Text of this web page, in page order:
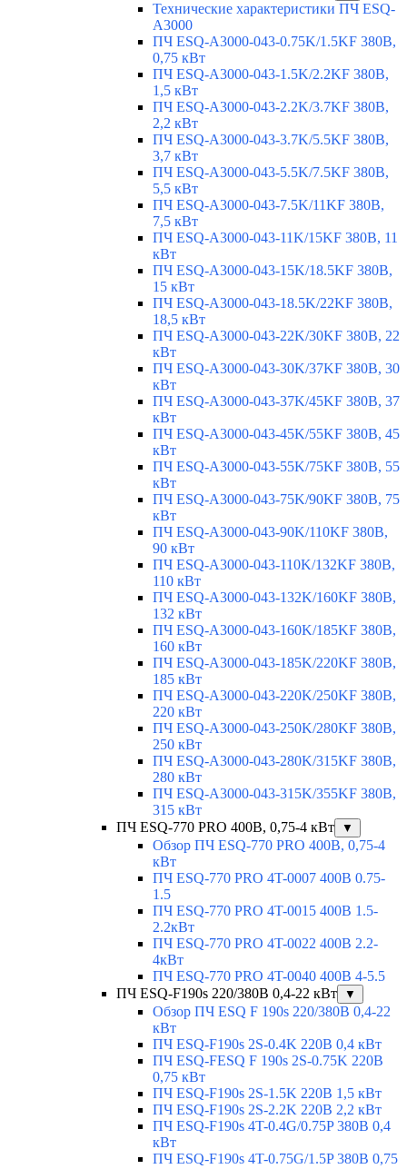
Технические характеристики ПЧ ESQ-
A3000
ПЧ ESQ-A3000-043-0.75K/1.5KF 380В,
0,75 кВт
ПЧ ESQ-A3000-043-1.5K/2.2KF 380В,
1,5 кВт
ПЧ ESQ-A3000-043-2.2K/3.7KF 380В,
2,2 кВт
ПЧ ESQ-A3000-043-3.7K/5.5KF 380В,
3,7 кВт
ПЧ ESQ-A3000-043-5.5K/7.5KF 380В,
5,5 кВт
ПЧ ESQ-A3000-043-7.5K/11KF 380В,
7,5 кВт
ПЧ ESQ-A3000-043-11K/15KF 380В, 11
кВт
ПЧ ESQ-A3000-043-15K/18.5KF 380В,
15 кВт
ПЧ ESQ-A3000-043-18.5K/22KF 380В,
18,5 кВт
ПЧ ESQ-A3000-043-22K/30KF 380В, 22
кВт
ПЧ ESQ-A3000-043-30K/37KF 380В, 30
кВт
ПЧ ESQ-A3000-043-37K/45KF 380В, 37
кВт
ПЧ ESQ-A3000-043-45K/55KF 380В, 45
кВт
ПЧ ESQ-A3000-043-55K/75KF 380В, 55
кВт
ПЧ ESQ-A3000-043-75K/90KF 380В, 75
кВт
ПЧ ESQ-A3000-043-90K/110KF 380В,
90 кВт
ПЧ ESQ-A3000-043-110K/132KF 380В,
110 кВт
ПЧ ESQ-A3000-043-132K/160KF 380В,
132 кВт
ПЧ ESQ-A3000-043-160K/185KF 380В,
160 кВт
ПЧ ESQ-A3000-043-185K/220KF 380В,
185 кВт
ПЧ ESQ-A3000-043-220K/250KF 380В,
220 кВт
ПЧ ESQ-A3000-043-250K/280KF 380В,
250 кВт
ПЧ ESQ-A3000-043-280K/315KF 380В,
280 кВт
ПЧ ESQ-A3000-043-315K/355KF 380В,
315 кВт
ПЧ ESQ-770 PRO 400В, 0,75-4 кВт
▼
Обзор ПЧ ESQ-770 PRO 400В, 0,75-4
кВт
ПЧ ESQ-770 PRO 4T-0007 400В 0.75-
1.5
ПЧ ESQ-770 PRO 4T-0015 400В 1.5-
2.2кВт
ПЧ ESQ-770 PRO 4T-0022 400В 2.2-
4кВт
ПЧ ESQ-770 PRO 4T-0040 400В 4-5.5
ПЧ ESQ-F190s 220/380В 0,4-22 кВт
▼
Обзор ПЧ ESQ F 190s 220/380В 0,4-22
кВт
ПЧ ESQ-F190s 2S-0.4K 220В 0,4 кВт
ПЧ ESQ-FESQ F 190s 2S-0.75K 220В
0,75 кВт
ПЧ ESQ-F190s 2S-1.5K 220В 1,5 кВт
ПЧ ESQ-F190s 2S-2.2K 220В 2,2 кВт
ПЧ ESQ-F190s 4T-0.4G/0.75P 380В 0,4
кВт
ПЧ ESQ-F190s 4T-0.75G/1.5P 380В 0,75